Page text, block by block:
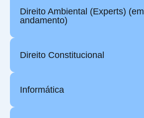
Direito Ambiental (Experts) (em
andamento)
Direito Constitucional
Informática